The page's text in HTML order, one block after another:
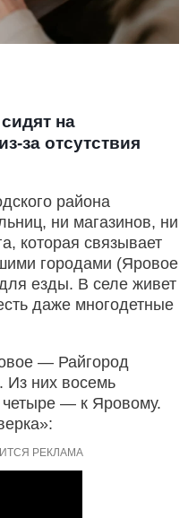
на
за отсутствия
района
ни магазинов, ни
которая связывает
городами (Яровое
езды. В селе живет
даже многодетные
— Райгород
Из них восемь
четыре — к Яровому.